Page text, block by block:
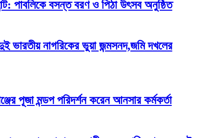
পাবলিকে বসন্ত বরণ ও পিঠা উৎসব অনুষ্ঠিত
ভারতীয় নাগরিকের ভুয়া জন্মসনদ,জমি দখলের
পূজা মন্ডপ পরিদর্শন করেন আনসার কর্মকর্তা